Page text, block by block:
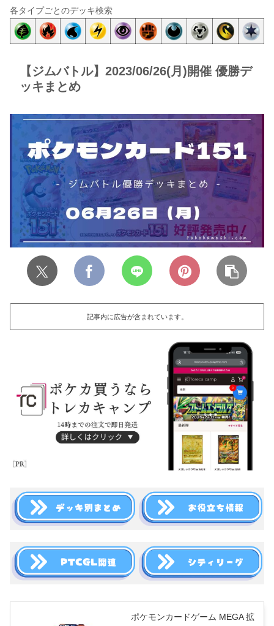
各タイプごとのデッキ検索
【ジムバトル】2023/06/26(月)開催 優勝デ
ッキまとめ
記事内に広告が含まれています。
ポケモンカードゲーム MEGA 拡